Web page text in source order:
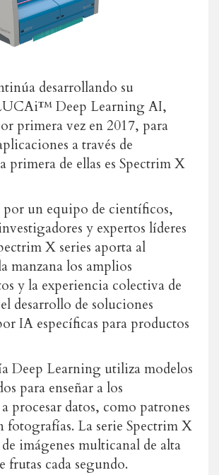
desarrollando su
Deep Learning AI,
primera vez en 2017, para
a través de
primera de ellas es Spectrim X
por un equipo de científicos,
y expertos líderes
X series aporta al
manzana los amplios
y la experiencia colectiva de
desarrollo de soluciones
IA específicas para productos
Deep Learning utiliza modelos
para enseñar a los
procesar datos, como patrones
fotografías. La serie Spectrim X
imágenes multicanal de alta
frutas cada segundo.